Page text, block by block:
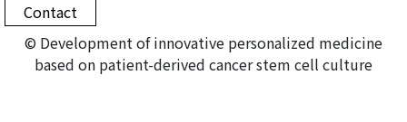
Contact
© Development of innovative personalized medicine
based on patient-derived cancer stem cell culture